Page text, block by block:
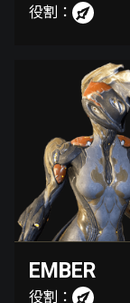
役割：
EMBER
役割：